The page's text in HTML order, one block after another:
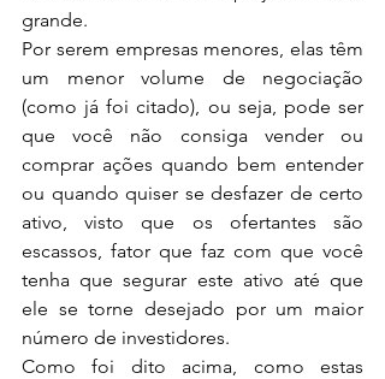
grande.
Por serem empresas menores, elas têm
um menor volume de negociação
(como já foi citado), ou seja, pode ser
que você não consiga vender ou
comprar ações quando bem entender
ou quando quiser se desfazer de certo
ativo, visto que os ofertantes são
escassos, fator que faz com que você
tenha que segurar este ativo até que
ele se torne desejado por um maior
número de investidores.
Como foi dito acima, como estas